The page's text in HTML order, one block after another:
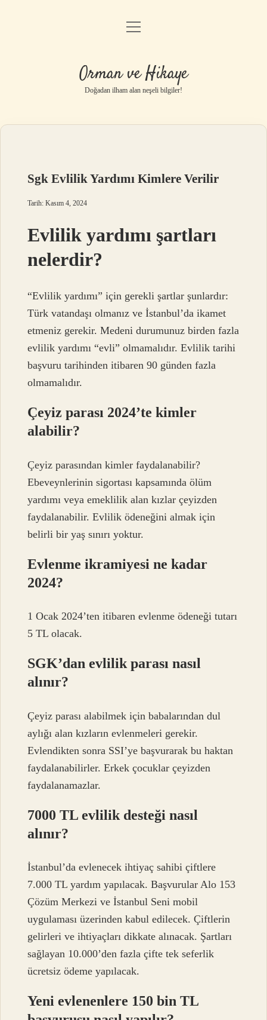
Anasayfa
Yasal Uyarı
menüyü
Orman ve Hikaye
Doğadan ilham alan neşeli bilgiler!
Sgk Evlilik Yardımı Kimlere Verilir
Tarih: Kasım 4, 2024
Evlilik yardımı şartları
nelerdir?
“Evlilik yardımı” için gerekli şartlar şunlardır:
Türk vatandaşı olmanız ve İstanbul’da ikamet
etmeniz gerekir. Medeni durumunuz birden fazla
evlilik yardımı “evli” olmamalıdır. Evlilik tarihi
başvuru tarihinden itibaren 90 günden fazla
olmamalıdır.
Çeyiz parası 2024’te kimler
alabilir?
Çeyiz parasından kimler faydalanabilir?
Ebeveynlerinin sigortası kapsamında ölüm
yardımı veya emeklilik alan kızlar çeyizden
faydalanabilir. Evlilik ödeneğini almak için
belirli bir yaş sınırı yoktur.
Evlenme ikramiyesi ne kadar
2024?
1 Ocak 2024’ten itibaren evlenme ödeneği tutarı
5 TL olacak.
SGK’dan evlilik parası nasıl
alınır?
Çeyiz parası alabilmek için babalarından dul
aylığı alan kızların evlenmeleri gerekir.
Evlendikten sonra SSI’ye başvurarak bu haktan
faydalanabilirler. Erkek çocuklar çeyizden
faydalanamazlar.
7000 TL evlilik desteği nasıl
alınır?
İstanbul’da evlenecek ihtiyaç sahibi çiftlere
7.000 TL yardım yapılacak. Başvurular Alo 153
Çözüm Merkezi ve İstanbul Seni mobil
uygulaması üzerinden kabul edilecek. Çiftlerin
gelirleri ve ihtiyaçları dikkate alınacak. Şartları
sağlayan 10.000’den fazla çifte tek seferlik
ücretsiz ödeme yapılacak.
Yeni evlenenlere 150 bin TL